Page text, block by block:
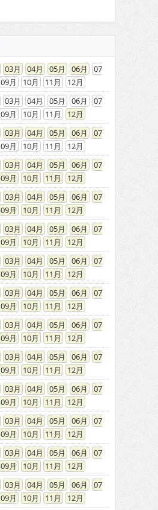
03 04 05 06
07
09 10 11
12
03 04 05 06
07
09 10 11
12
03 04 05 06
07
09 10 11
12
03 04 05 06
07
09 10 11
12
03 04 05 06
07
09 10 11
12
03 04 05 06
07
09 10 11
12
03 04 05 06
07
09 10 11
12
03 04 05 06
07
09 10 11
12
03 04 05 06
07
09 10 11
12
03 04 05 06
07
09 10 11
12
03 04 05 06
07
09 10 11
12
03 04 05 06
07
09 10 11
12
03 04 05 06
07
09 10 11
12
03 04 05 06
07
09 10 11
12